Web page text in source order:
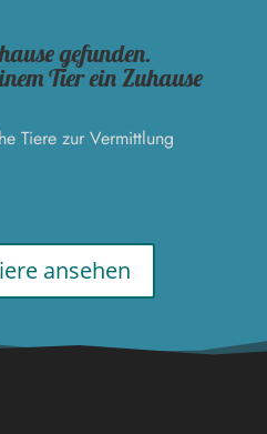
gefunden.
Tier ein Zuhause
Tiere zur Vermittlung
ansehen